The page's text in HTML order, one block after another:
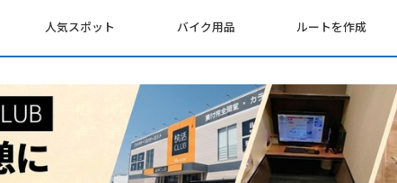
人気スポット バイク用品 ルートを作成